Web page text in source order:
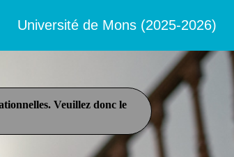
Université de Mons (2025-2026)
Veuillez donc le